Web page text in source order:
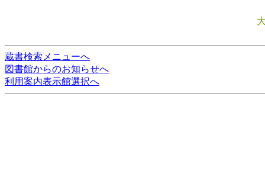
蔵書検索メニューへ
図書館からのお知らせへ
利用案内表示館選択へ